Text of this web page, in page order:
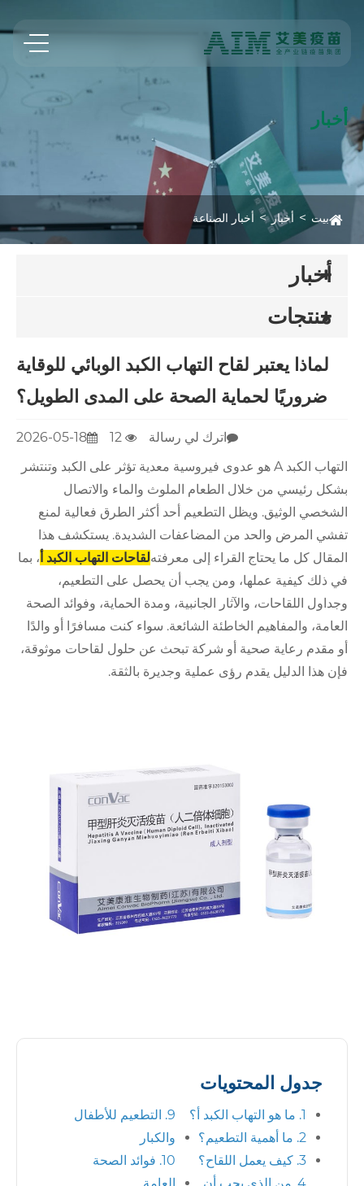
أخبار
بيت أخبار أخبار الصناعة
أخبار
منتجات
لماذا يعتبر لقاح التهاب الكبد الوبائي للوقاية
ضروريًا لحماية الصحة على المدى الطويل؟
2026-05-18
اترك لي رسالة
التهاب الكبد A هو عدوى فيروسية معدية تؤثر على الكبد وتنتشر
بشكل رئيسي من خلال الطعام الملوث والماء والاتصال
الشخصي الوثيق. ويظل التطعيم أحد أكثر الطرق فعالية لمنع
تفشي المرض والحد من المضاعفات الشديدة. يستكشف هذا
المقال كل ما يحتاج القراء إلى معرفتهلقاحات التهاب الكبد أ، بما
في ذلك كيفية عملها، ومن يجب أن يحصل على التطعيم،
وجداول اللقاحات، والآثار الجانبية، ومدة الحماية، وفوائد الصحة
العامة، والمفاهيم الخاطئة الشائعة. سواء كنت مسافرًا أو والدًا
أو مقدم رعاية صحية أو شركة تبحث عن حلول لقاحات موثوقة،
فإن هذا الدليل يقدم رؤى عملية وجديرة بالثقة.
جدول المحتويات
1. ما هو التهاب الكبد أ؟
2. ما أهمية التطعيم؟
3. كيف يعمل اللقاح؟
9. التطعيم للأطفال
والكبار
10. فوائد الصحة